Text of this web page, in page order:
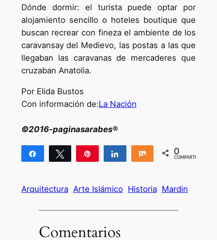
Dónde dormir: el turista puede optar por
alojamiento sencillo o hoteles boutique que
buscan recrear con fineza el ambiente de los
caravansay del Medievo, las postas a las que
llegaban las caravanas de mercaderes que
cruzaban Anatolia.
Por Elida Bustos
Con información de:La Nación
©2016-paginasarabes®
Compartir Twittear Compartir Compartir
0
COMPARTIR
Arquitectura Arte Islámico Historia Mardin
Comentarios